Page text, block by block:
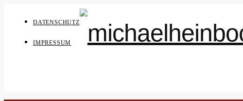
DATENSCHUTZ
IMPRESSUM